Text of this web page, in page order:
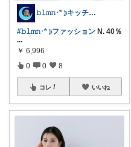
𝚋𝚕𝚖𝚗･*☽キッチングッズ
#𝚋𝚕𝚖𝚗･*☽ファッション N. 40％
...
￥ 6,996
0 0 8
コレ いいね